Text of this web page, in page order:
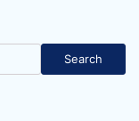
Search